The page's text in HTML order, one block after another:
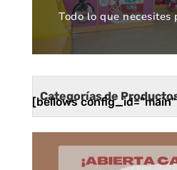
Todo lo que necesites
Categorías de
[bellows